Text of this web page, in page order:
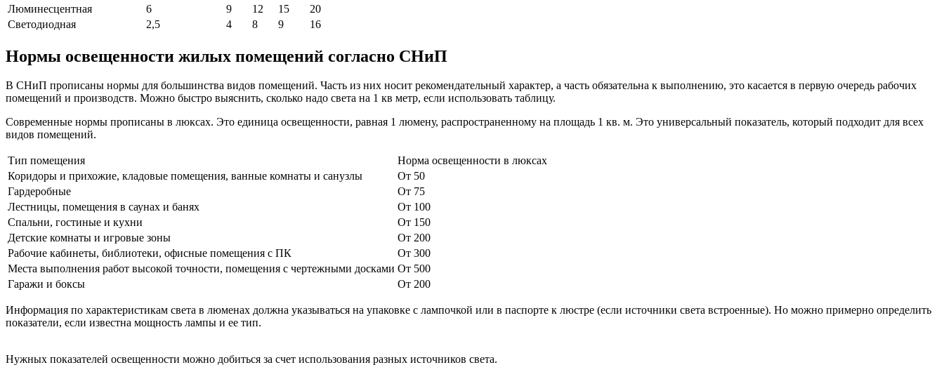
Люминесцентная
6 9 12 15
20
Светодиодная
2,5 4 8 9 16
Нормы освещенности жилых помещений согласно СНиП
В СНиП прописаны нормы для большинства видов помещений. Часть из них носит рекомендательный характер, а часть обязательна к выполнению, это касается в первую очередь рабочих
помещений и производств. Можно быстро выяснить, сколько надо света на 1 кв метр, если использовать таблицу.
Современные нормы прописаны в люксах. Это единица освещенности, равная 1 люмену, распространенному на площадь 1 кв. м. Это универсальный показатель, который подходит для всех
видов помещений.
Тип помещения
Норма освещенности в люксах
Коридоры и прихожие, кладовые помещения, ванные комнаты и санузлы
От 50
Гардеробные
От 75
Лестницы, помещения в саунах и банях
От 100
Спальни, гостиные и кухни
От 150
Детские комнаты и игровые зоны
От 200
Рабочие кабинеты, библиотеки, офисные помещения с ПК
От 300
Места выполнения работ высокой точности, помещения с чертежными досками От 500
Гаражи и боксы
От 200
Информация по характеристикам света в люменах должна указываться на упаковке с лампочкой или в паспорте к люстре (если источники света встроенные). Но можно примерно определить
показатели, если известна мощность лампы и ее тип.
Нужных показателей освещенности можно добиться за счет использования разных источников света.